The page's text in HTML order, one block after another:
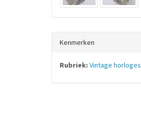
Kenmerken
Rubriek: Vintage horloges